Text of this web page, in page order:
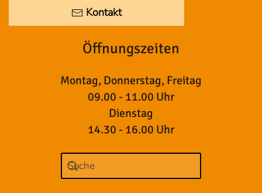
Kontakt
Öffnungszeiten
Montag, Donnerstag, Freitag
09.00 - 11.00 Uhr
Dienstag
14.30 - 16.00 Uhr